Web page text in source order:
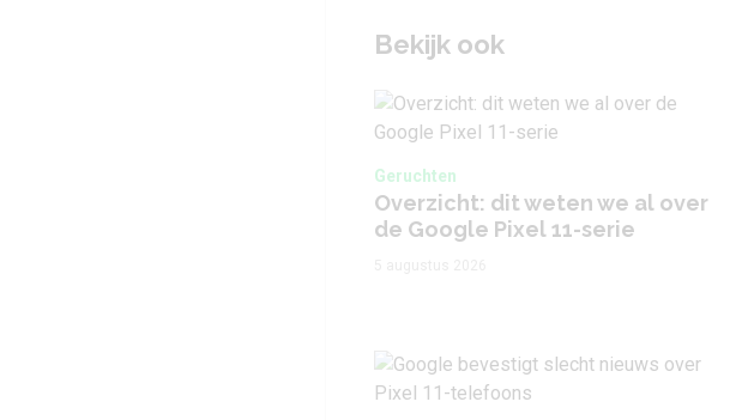
Bekijk ook
Geruchten
Overzicht: dit weten we al over
de Google Pixel 11-serie